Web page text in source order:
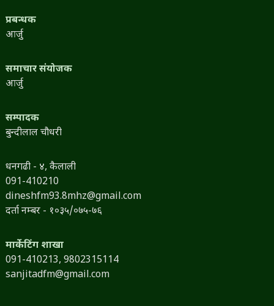
प्रबन्धक
आर्जु
समाचार संयोजक
आर्जु
सम्पादक
बुन्दीलाल चौधरी
धनगढी - ४, कैलाली
091-410210
dineshfm93.8mhz@gmail.com
दर्ता नम्बर - १०३५/०७५-७६
मार्केटिंग शाखा
091-410213, 9802315114
sanjitadfm@gmail.com